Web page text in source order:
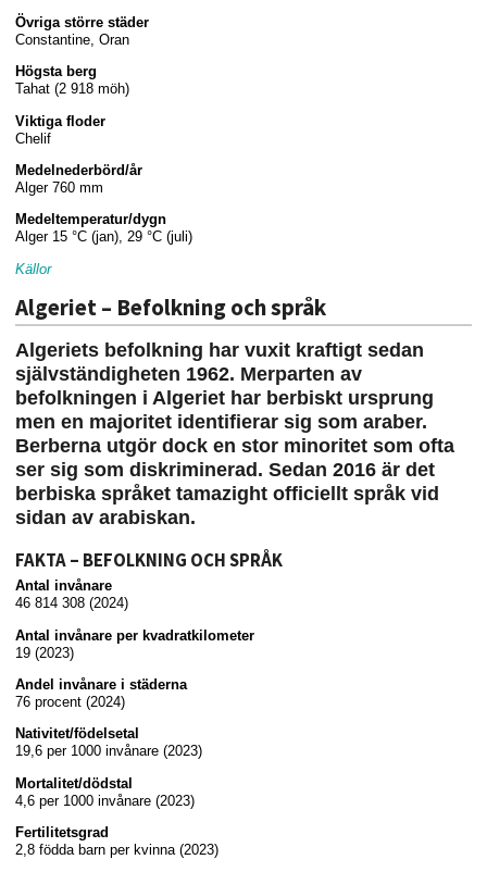
Övriga större städer
Constantine, Oran
Högsta berg
Tahat (2 918 möh)
Viktiga floder
Chelif
Medelnederbörd/år
Alger 760 mm
Medeltemperatur/dygn
Alger 15 °C (jan), 29 °C (juli)
Källor
Algeriet – Befolkning och språk
Algeriets befolkning har vuxit kraftigt sedan
självständigheten 1962. Merparten av
befolkningen i Algeriet har berbiskt ursprung
men en majoritet identifierar sig som araber.
Berberna utgör dock en stor minoritet som ofta
ser sig som diskriminerad. Sedan 2016 är det
berbiska språket tamazight officiellt språk vid
sidan av arabiskan.
FAKTA – BEFOLKNING OCH SPRÅK
Antal invånare
46 814 308 (2024)
Antal invånare per kvadratkilometer
19 (2023)
Andel invånare i städerna
76 procent (2024)
Nativitet/födelsetal
19,6 per 1000 invånare (2023)
Mortalitet/dödstal
4,6 per 1000 invånare (2023)
Fertilitetsgrad
2,8 födda barn per kvinna (2023)